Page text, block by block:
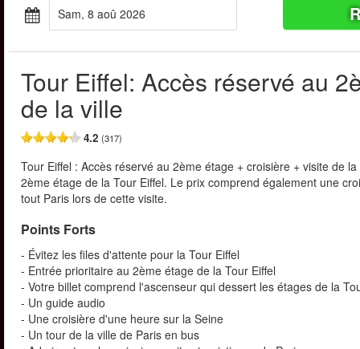
sam, 8 aoû 2026
Tour Eiffel: Accès réservé au
de la ville
4.2 (317)
Tour Eiffel : Accès réservé au 2ème étage + croisière + visite de
2ème étage de la Tour Eiffel. Le prix comprend également une
tout Paris lors de cette visite.
Points Forts
- Évitez les files d'attente pour la Tour Eiffel
- Entrée prioritaire au 2ème étage de la Tour Eiffel
- Votre billet comprend l'ascenseur qui dessert les étages de la
- Un guide audio
- Une croisière d'une heure sur la Seine
- Un tour de la ville de Paris en bus